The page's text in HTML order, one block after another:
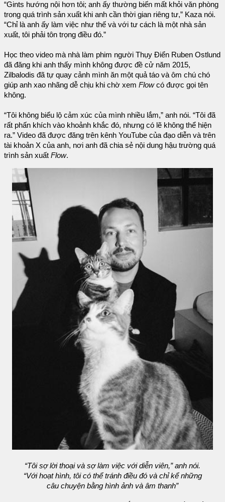
“Gints hướng nội hơn tôi; anh ấy thường biến mất khỏi văn phòng
trong quá trình sản xuất khi anh cần thời gian riêng tư,” Kaza nói.
“Chỉ là anh ấy làm việc như thế và với tư cách là một nhà sản
xuất, tôi phải tôn trọng điều đó.”
Học theo video mà nhà làm phim người Thụy Điển Ruben Ostlund
đã đăng khi anh thấy mình không được đề cử năm 2015,
Zilbalodis đã tự quay cảnh mình ăn một quả táo và ôm chú chó
giúp anh xao nhãng dễ chịu khi chờ xem Flowcó được gọi tên
không.
“Tôi không biểu lộ cảm xúc của mình nhiều lắm,” anh nói. “Tôi đã
rất phấn khích vào khoảnh khắc đó, nhưng có lẽ không thể hiện
ra.” Video đã được đăng trên kênh YouTube của đạo diễn và trên
tài khoản X của anh, nơi anh đã chia sẻ nội dung hậu trường quá
trình sản xuất Flow.
“Tôi sợ lời thoại và sợ làm việc với diễn viên,” anh nói.
“Với hoạt hình, tôi có thể tránh điều đó và chỉ kể những
câu chuyện bằng hình ảnh và âm thanh”